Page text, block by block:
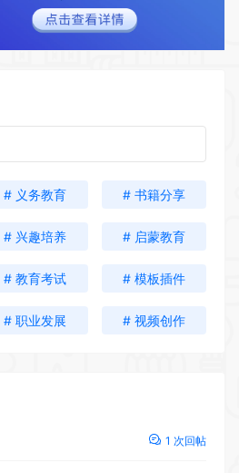
# 义务教育 # 书籍分享
# 兴趣培养 # 启蒙教育
# 教育考试 # 模板插件
# 职业发展 # 视频创作
1 次回帖